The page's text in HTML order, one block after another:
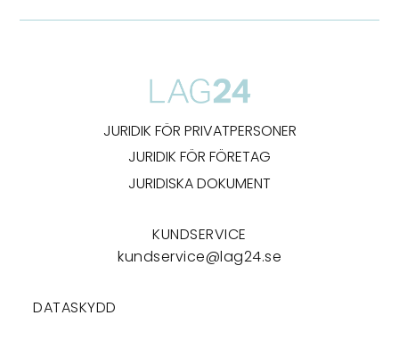
JURIDIK FÖR PRIVATPERSONER
JURIDIK FÖR FÖRETAG
JURIDISKA DOKUMENT
KUNDSERVICE
kundservice@lag24.se
DATASKYDD